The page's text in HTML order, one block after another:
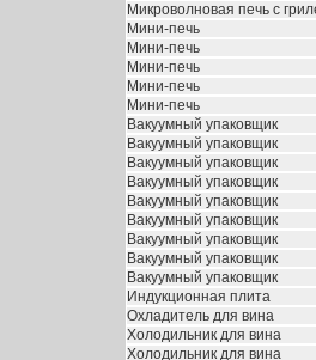
Микроволновая печь с
Мини-печь
Мини-печь
Мини-печь
Мини-печь
Мини-печь
Вакуумный упаковщик
Вакуумный упаковщик
Вакуумный упаковщик
Вакуумный упаковщик
Вакуумный упаковщик
Вакуумный упаковщик
Вакуумный упаковщик
Вакуумный упаковщик
Вакуумный упаковщик
Индукционная плита
Охладитель для вина
Холодильник для вина
Холодильник для вина